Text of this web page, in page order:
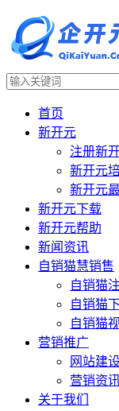
首页
新开元
注册新
新开元培
新开元
新开元下载
新开元帮助
新闻资讯
自销猫慧销售
自销猫
自销猫
自销猫
营销推广
网站建
营销资
关于我们